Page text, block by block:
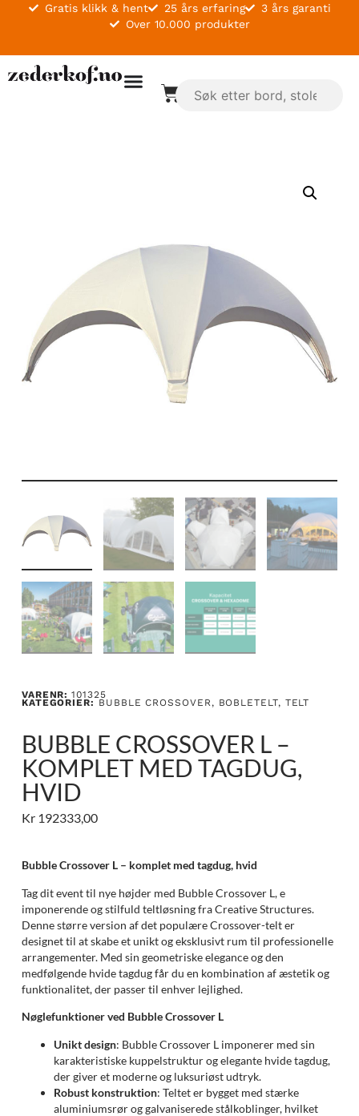
Gratis klikk & hent 25 års erfaring
3 års garanti
Over 10.000 produkter
VARENR:101325
KATEGORIER: BUBBLE CROSSOVER , BOBLETELT, TELT
BUBBLE CROSSOVER L –
KOMPLET MED TAGDUG,
HVID
Kr192333,00
Bubble Crossover L – komplet med tagdug, hvid
Tag dit event til nye højder med Bubble Crossover L, e
imponerende og stilfuld teltløsning fra Creative Structures.
Denne større version af det populære Crossover-telt er
designet til at skabe et unikt og eksklusivt rum til professionelle
arrangementer. Med sin geometriske elegance og den
medfølgende hvide tagdug får du en kombination af æstetik og
funktionalitet, der passer til enhver lejlighed.
Nøglefunktioner ved Bubble Crossover L
Unikt design: Bubble Crossover L imponerer med sin
karakteristiske kuppelstruktur og elegante hvide tagdug,
der giver et moderne og luksuriøst udtryk.
Robust konstruktion: Teltet er bygget med stærke
aluminiumsrør og galvaniserede stålkoblinger, hvilket